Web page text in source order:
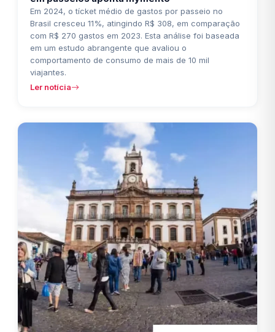
Em 2024, o tícket médio de gastos por passeio no
Brasil cresceu 11%, atingindo R$ 308, em comparação
com R$ 270 gastos em 2023. Esta análise foi baseada
em um estudo abrangente que avaliou o
comportamento de consumo de mais de 10 mil
viajantes.
Ler notícia